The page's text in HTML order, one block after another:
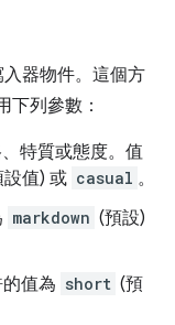
器物件。這個方
下列參數：
特質或態度。值
設值) 或 casual 。
markdown (預設)
值為 short (預